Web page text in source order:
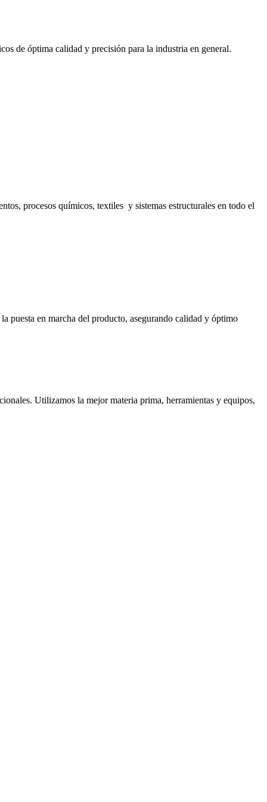
de óptima calidad y precisión para la industria en general.
procesos químicos, textiles y sistemas estructurales en todo el
puesta en marcha del producto, asegurando calidad y óptimo
Utilizamos la mejor materia prima, herramientas y equipos,